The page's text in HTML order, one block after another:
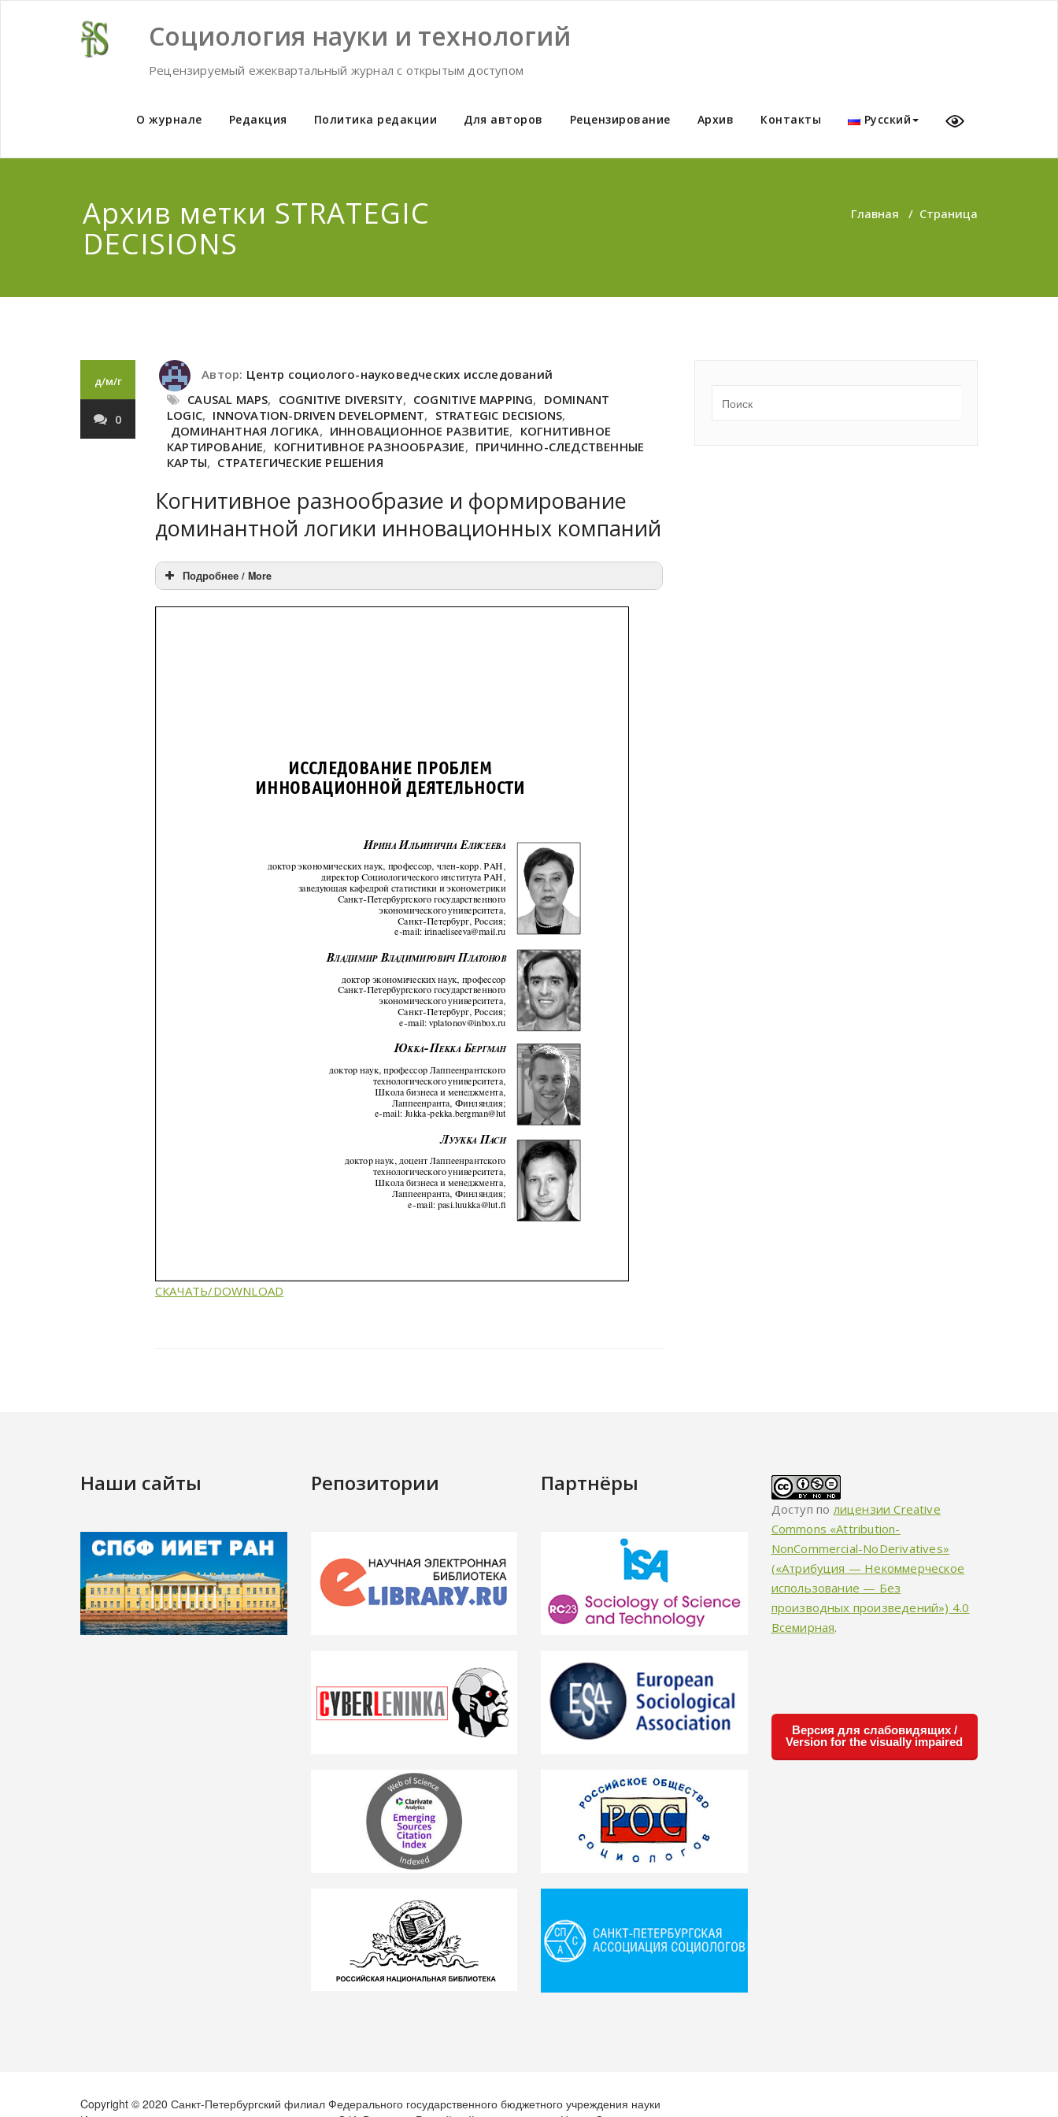
Социология науки и технологий
Рецензируемый ежеквартальный журнал с открытым доступом
О журнале Редакция Политика редакции Для авторов Рецензирование Архив Контакты Русский
Архив метки STRATEGIC
DECISIONS
Главная / Страница
д/м/г
0
Автор: Центр социолого-науковедческих исследований
CAUSAL MAPS, COGNITIVE DIVERSITY, COGNITIVE MAPPING, DOMINANT
LOGIC, INNOVATION-DRIVEN DEVELOPMENT, STRATEGIC DECISIONS,
ДОМИНАНТНАЯ ЛОГИКА, ИННОВАЦИОННОЕ РАЗВИТИЕ, КОГНИТИВНОЕ
КАРТИРОВАНИЕ, КОГНИТИВНОЕ РАЗНООБРАЗИЕ, ПРИЧИННО-СЛЕДСТВЕННЫЕ
КАРТЫ, СТРАТЕГИЧЕСКИЕ РЕШЕНИЯ
Когнитивное разнообразие и формирование
доминантной логики инновационных компаний
Подробнее / More
СКАЧАТЬ/DOWNLOAD
Наши сайты Репозитории Партнёры
Доступ по лицензии Creative
Commons «Attribution-
NonCommercial-NoDerivatives»
(«Атрибуция — Некоммерческое
использование — Без
производных произведений») 4.0
Всемирная.
Версия для слабовидящих /
Version for the visually impaired
Copyright © 2020 Санкт-Петербургский филиал Федерального государственного бюджетного учреждения науки